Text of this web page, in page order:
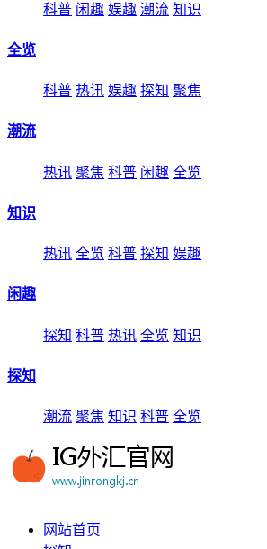
科普 闲趣 娱趣 潮流 知识
全览
科普 热讯 娱趣 探知 聚焦
潮流
热讯 聚焦 科普 闲趣 全览
知识
热讯 全览 科普 探知 娱趣
闲趣
探知 科普 热讯 全览 知识
探知
潮流 聚焦 知识 科普 全览
网站首页